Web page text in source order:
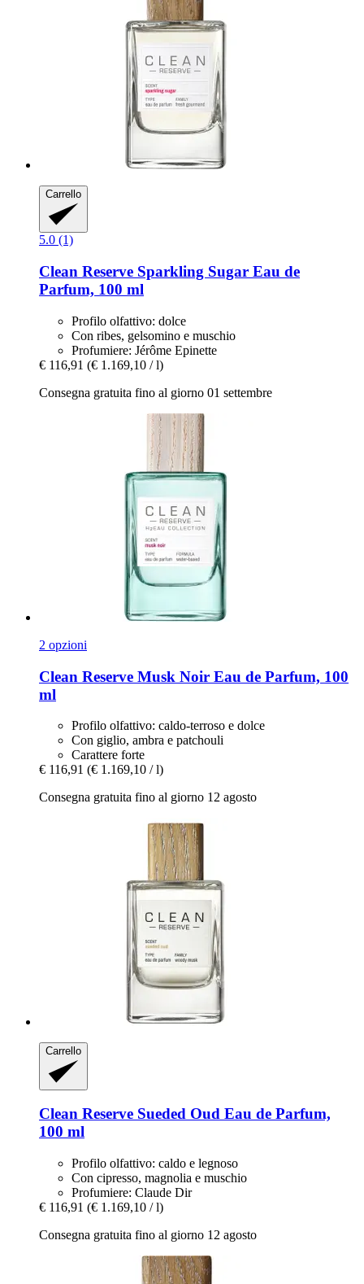
Carrello
5.0 (1)
Clean Reserve Sparkling Sugar Eau de
Parfum, 100 ml
Profilo olfattivo: dolce
Con ribes, gelsomino e muschio
Profumiere: Jérôme Epinette
€ 116,91 (€ 1.169,10 / l)
Consegna gratuita fino al giorno 01 settembre
2 opzioni
Clean Reserve Musk Noir Eau de Parfum, 100
ml
Profilo olfattivo: caldo-terroso e dolce
Con giglio, ambra e patchouli
Carattere forte
€ 116,91 (€ 1.169,10 / l)
Consegna gratuita fino al giorno 12 agosto
Carrello
Clean Reserve Sueded Oud Eau de Parfum,
100 ml
Profilo olfattivo: caldo e legnoso
Con cipresso, magnolia e muschio
Profumiere: Claude Dir
€ 116,91 (€ 1.169,10 / l)
Consegna gratuita fino al giorno 12 agosto